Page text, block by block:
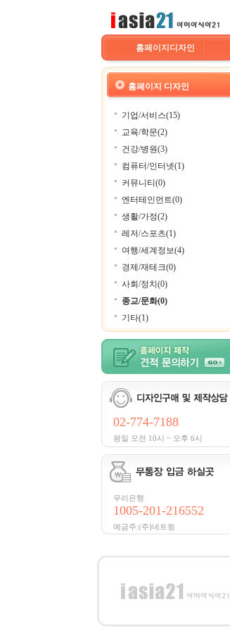
홈페이지디자인
홈페이지 디자인
기업/서비스(15)
교육/학문(2)
건강/병원(3)
컴퓨터/인터넷(1)
커뮤니티(0)
엔터테인먼트(0)
생활/가정(2)
레저/스포츠(1)
여행/세계정보(4)
경제/재테크(0)
사회/정치(0)
종교/문화(0)
기타(1)
02-774-7188
평일 오전 10시 ~ 오후 6시
우리은행
1005-201-216552
예금주:(주)네트윙